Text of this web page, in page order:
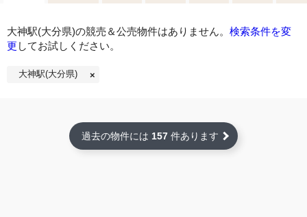
大神駅(大分県)の競売＆公売物件はありません。 検索条件を変
更 してお試しください。
大神駅(大分県)
過去の物件には 157 件あります